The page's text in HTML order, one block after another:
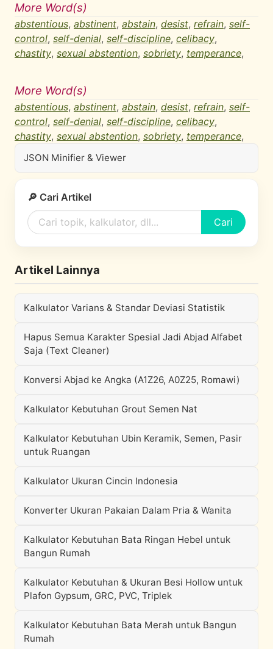
More Word(s)
abstentious, abstinent, abstain, desist, refrain, self-
control, self-denial, self-discipline, celibacy,
chastity, sexual abstention, sobriety, temperance,
More Word(s)
abstentious, abstinent, abstain, desist, refrain, self-
control, self-denial, self-discipline, celibacy,
chastity, sexual abstention, sobriety, temperance,
JSON Minifier & Viewer
🔎 Cari Artikel
Cari
Artikel Lainnya
Kalkulator Varians & Standar Deviasi Statistik
Hapus Semua Karakter Spesial Jadi Abjad Alfabet
Saja (Text Cleaner)
Konversi Abjad ke Angka (A1Z26, A0Z25, Romawi)
Kalkulator Kebutuhan Grout Semen Nat
Kalkulator Kebutuhan Ubin Keramik, Semen, Pasir
untuk Ruangan
Kalkulator Ukuran Cincin Indonesia
Konverter Ukuran Pakaian Dalam Pria & Wanita
Kalkulator Kebutuhan Bata Ringan Hebel untuk
Bangun Rumah
Kalkulator Kebutuhan & Ukuran Besi Hollow untuk
Plafon Gypsum, GRC, PVC, Triplek
Kalkulator Kebutuhan Bata Merah untuk Bangun
Rumah